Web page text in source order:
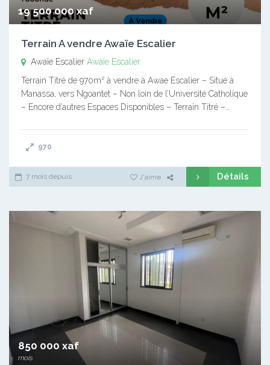
19 500 000 xaf
Terrain A vendre Awaïe Escalier
Awaïe Escalier Awaïe Escalier
Terrain Titré de 970m² à vendre à Awae Escalier – Situé à
Manassa, vers Ngoantet – Non loin de l’Université Catholique
– Encore d’autres Espaces Disponibles – Terrain Titré –…
970
7 mois depuis J'aime Détails
850 000 xaf
mois